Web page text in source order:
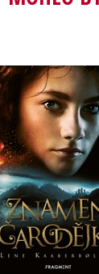
Znamení
Lene
Do košíku
269
215 Kč